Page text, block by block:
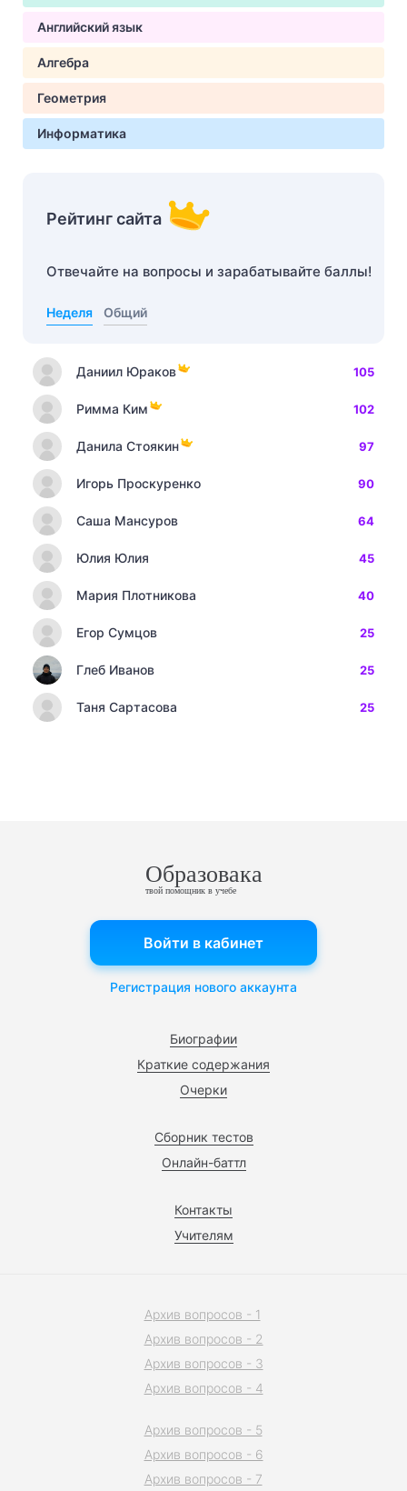
Английский язык
Алгебра
Геометрия
Информатика
Рейтинг сайта
Отвечайте на вопросы и зарабатывайте баллы!
Неделя Общий
Даниил Юраков 105
Римма Ким 102
Данила Стоякин 97
Игорь Проскуренко 90
Саша Мансуров 64
Юлия Юлия 45
Мария Плотникова 40
Егор Сумцов 25
Глеб Иванов 25
Таня Сартасова 25
Образовака
твой помощник в учебе
Биографии
Краткие содержания
Очерки
Сборник тестов
Онлайн-баттл
Контакты
Учителям
Войти в кабинет
Регистрация нового аккаунта
Архив вопросов - 1
Архив вопросов - 2
Архив вопросов - 3
Архив вопросов - 4
Архив вопросов - 5
Архив вопросов - 6
Архив вопросов - 7